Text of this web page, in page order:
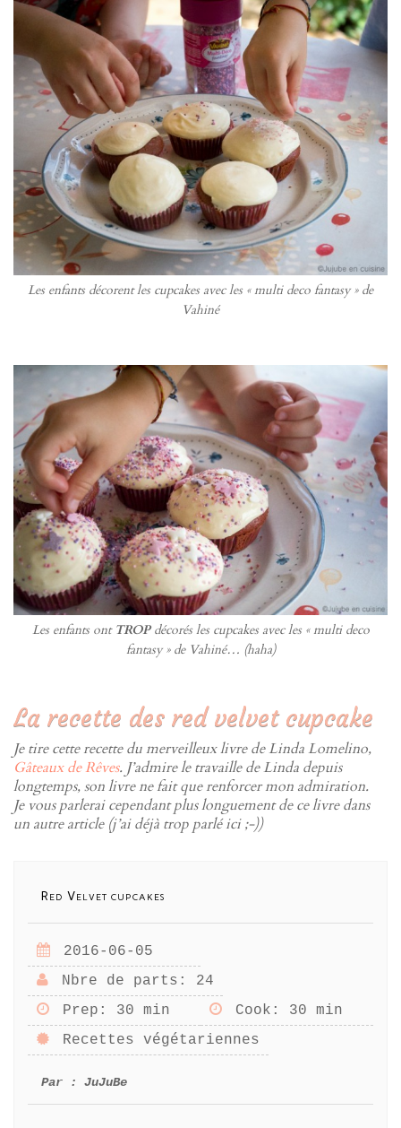
Les enfants décorent les cupcakes avec les « multi deco fantasy » de
Vahiné
Les enfants ont TROPdécorés les cupcakes avec les « multi deco
fantasy » de Vahiné… (haha)
La recette des red velvet cupcake
Je tire cette recette du merveilleux livre de Linda Lomelino,
Gâteaux de Rêves. J’admire le travaille de Linda depuis
longtemps, son livre ne fait que renforcer mon admiration.
Je vous parlerai cependant plus longuement de ce livre dans
un autre article (j’ai déjà trop parlé ici ;-))
Red Velvet cupcakes
2016-06-05
Nbre de parts : 24
Prep : 30 min Cook : 30 min
Recettes végétariennes
Par : JuJuBe